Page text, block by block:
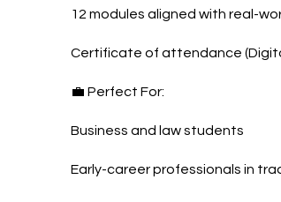
12 modules aligned with real-
Certificate of attendance
💼 Perfect For:
Business and law students
Early-career professionals in